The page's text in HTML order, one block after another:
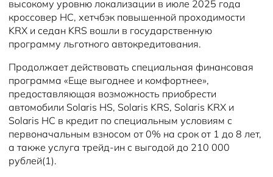
высокому уровню локализации в июле 2025 года
кроссовер HC, хетчбэк повышенной проходимости
KRX и седан KRS вошли в государственную
программу льготного автокредитования.
Продолжает действовать специальная финансовая
программа «Еще выгоднее и комфортнее»,
предоставляющая возможность приобрести
автомобили Solaris HS, Solaris KRS, Solaris KRX и
Solaris HC в кредит по специальным условиям с
первоначальным взносом от 0% на срок от 1 до 8 лет,
а также услуга трейд-ин с выгодой до 210 000
рублей(1).